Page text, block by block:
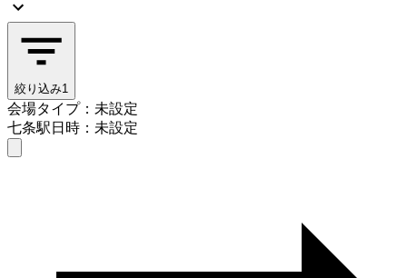
絞り込み1
会場タイプ：未設定
七条駅日時：未設定